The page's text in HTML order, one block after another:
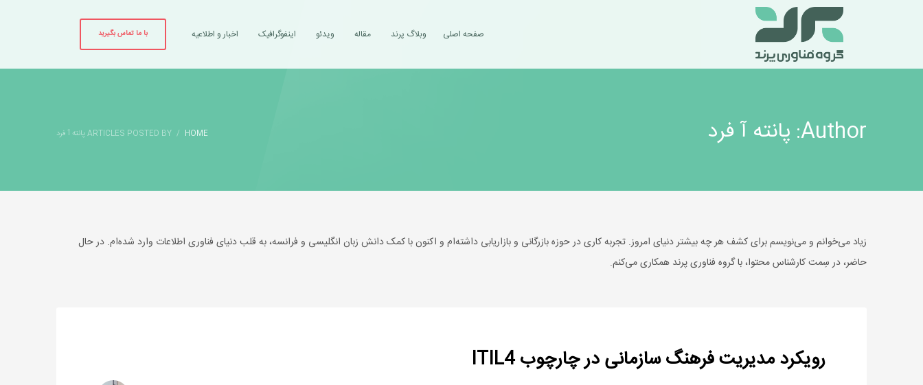
صفحه اصلی وبلاگ پرند مقاله ویدئو اینفوگرافیک اخبار و اطلاعیه با ما تماس بگیرید
HOME ARTICLES POSTED BY پانته آ فرد Author: پانته آ فرد
زیاد می‌خوانم و می‌نویسم برای کشف هر چه بیشتر دنیای امروز. تجربه کاری در حوزه بازرگانی و بازاریابی داشته‌ام و اکنون با کمک دانش زبان انگلیسی و فرانسه، به قلب دنیای فناوری اطلاعات وارد شده‌ام. در حال
حاضر، در سِمت کارشناس محتوا، با گروه فناوری پرند همکاری می‌کنم.
رویکرد مدیریت فرهنگ سازمانی در چارچوب ITIL4